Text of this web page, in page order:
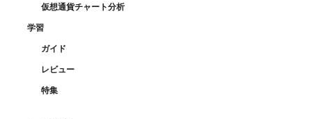
仮想通貨チャート分析
学習
ガイド
レビュー
特集